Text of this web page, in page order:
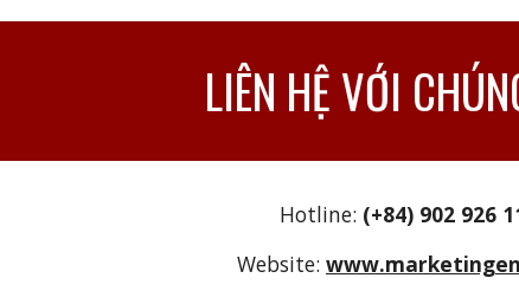
LIÊN HỆ VỚI
Hotline: (+84) 902 926
Website: